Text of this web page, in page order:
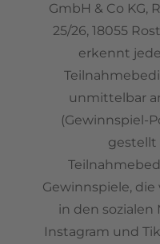
GmbH & Co KG,
25/26, 18055
erkennt
unmittelbar
(Gewinnspiel-
gestellt
Gewinnspiele,
in den sozialen
Instagram und